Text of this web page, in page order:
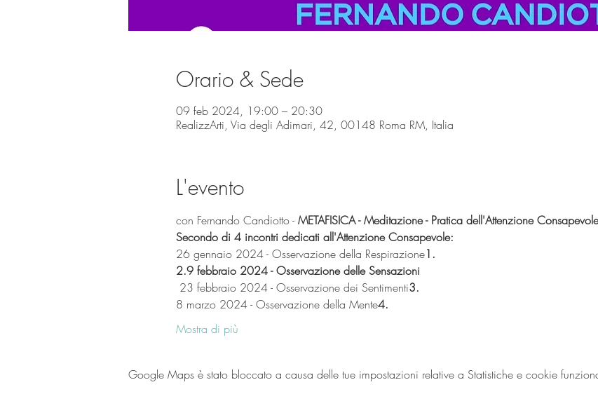
Orario & Sede
09 feb 2024, 19:00 – 20:30
RealizzArti, Via degli Adimari, 42, 00148 Roma RM, Italia
L'evento
con Fernando Candiotto - METAFISICA - Meditazione - Pratica dell'Attenzione
Secondo di 4 incontri dedicati all'Attenzione Consapevole:
26 gennaio 2024 - Osservazione della Respirazione1.
2.9 febbraio 2024 - Osservazione delle Sensazioni
23 febbraio 2024 - Osservazione dei Sentimenti3.
8 marzo 2024 - Osservazione della Mente4.
Mostra di più
Google Maps è stato bloccato a causa delle tue impostazioni relative a Statistiche e cookie